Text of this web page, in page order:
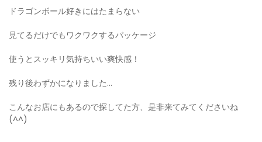
ドラゴンボール好きにはたまらない
見てるだけでもワクワクするパッケージ
使うとスッキリ気持ちいい爽快感！
残り後わずかになりました…
こんなお店にもあるので探してた方、是非来てみてくださいね
(^^)